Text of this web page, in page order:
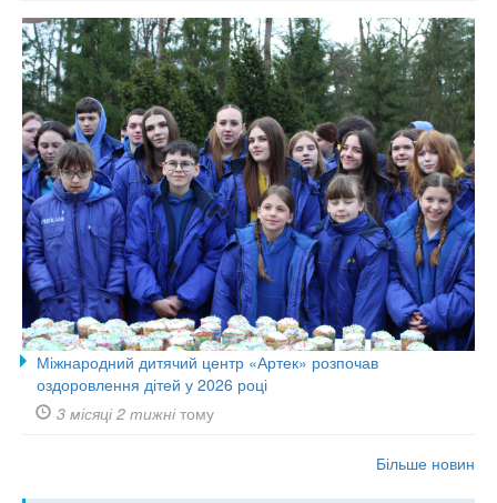
Міжнародний дитячий центр «Артек» розпочав
оздоровлення дітей у 2026 році
3 місяці 2 тижнітому
Більше новин